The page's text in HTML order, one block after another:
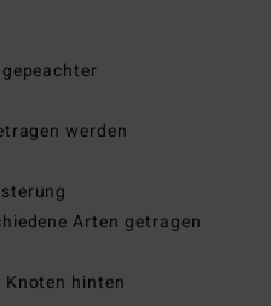
werden
Arten getragen
hinten